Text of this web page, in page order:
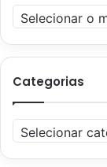
Arquivos
Categorias
Categorias